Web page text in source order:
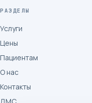
РАЗДЕЛЫ
Услуги
Цены
Пациентам
О нас
Контакты